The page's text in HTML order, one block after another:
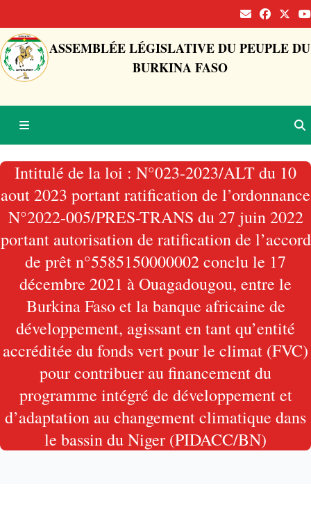
ASSEMBLÉE LÉGISLATIVE DU PEUPLE DU
BURKINA FASO
Intitulé de la loi : N°023-2023/ALT du 10
aout 2023 portant ratification de l’ordonnance
N°2022-005/PRES-TRANS du 27 juin 2022
portant autorisation de ratification de l’accord
de prêt n°5585150000002 conclu le 17
décembre 2021 à Ouagadougou, entre le
Burkina Faso et la banque africaine de
développement, agissant en tant qu’entité
accréditée du fonds vert pour le climat (FVC)
pour contribuer au financement du
programme intégré de développement et
d’adaptation au changement climatique dans
le bassin du Niger (PIDACC/BN)